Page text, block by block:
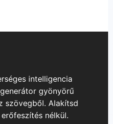
intelligencia
gyönyörű
szövegből. Alakítsd
nélkül.